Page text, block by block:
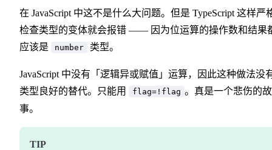
在 JavaScript 中这不是什么大问题。但是 TypeScript 这样严
检查类型的变体就会报错 —— 因为位运算的操作数和结果
应该是
number 类型。
JavaScript 中没有「逻辑异或赋值」运算，因此这种做法没
类型良好的替代。只能用
flag=!flag 。真是一个悲伤的故
事。
TIP